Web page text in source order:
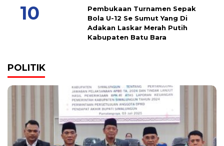
Pembukaan Turnamen Sepak
Bola U-12 Se Sumut Yang Di
Adakan Laskar Merah Putih
Kabupaten Batu Bara
POLITIK